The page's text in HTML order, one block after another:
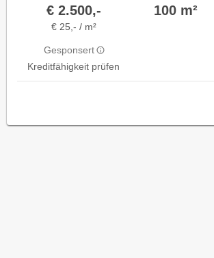
€ 2.500,-
€ 25,- / m²
Gesponsert
Kreditfähigkeit prüfen
100 m²